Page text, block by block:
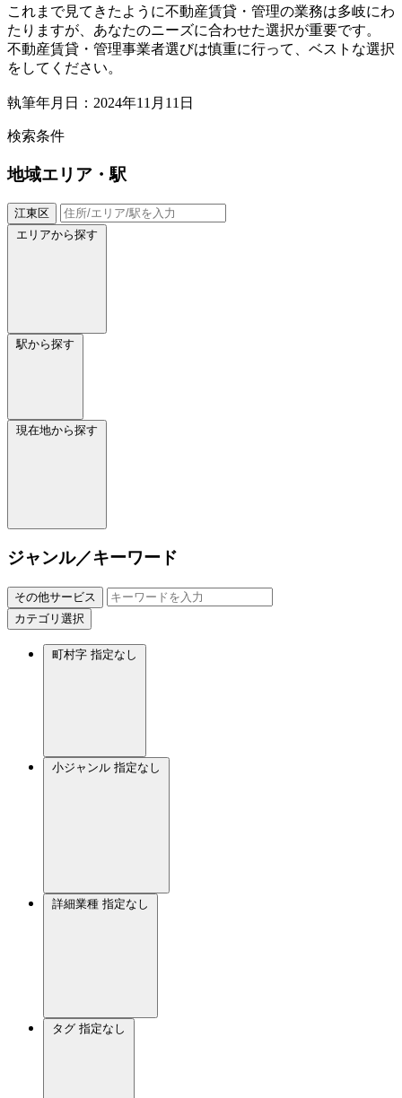
これまで見てきたように不動産賃貸・管理の業務は多岐にわ
たりますが、あなたのニーズに合わせた選択が重要です。
不動産賃貸・管理事業者選びは慎重に行って、ベストな選択
をしてください。
執筆年月日：2024年11月11日
検索条件
地域エリア・駅
江東区
エリアから探す
駅から探す
現在地から探す
ジャンル／キーワード
その他サービス
カテゴリ選択
町村字 指定なし
小ジャンル 指定なし
詳細業種 指定なし
タグ 指定なし